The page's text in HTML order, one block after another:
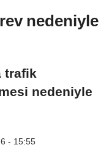
nedeniyle
trafik
nedeniyle
- 15:55